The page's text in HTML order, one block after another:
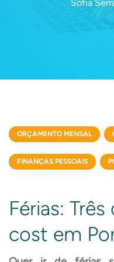
Sofia
ORÇAMENTO MENSAL
FINANÇAS PESSOAIS
Férias:
cost em